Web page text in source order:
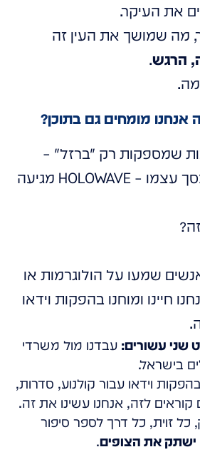
את העיקר.
מה שמושך את העין זה
הרגש.
אנחנו מומחים גם בתוכן?
שמספקות רק "ברזל" –
כלומר, רק את המסך עצמו – HOLOWAVE מגיעה
שמעו על הולוגרמות או
חיינו ומוחנו בהפקות וידאו
שני עשורים: עבדנו מול משרדי
בישראל.
בהפקות וידאו עבור קולנוע, סדרות,
קוראים לזה, אנחנו עשינו את זה.
כל זוית, כל דרך לספר סיפור
ישתק את הצופים.